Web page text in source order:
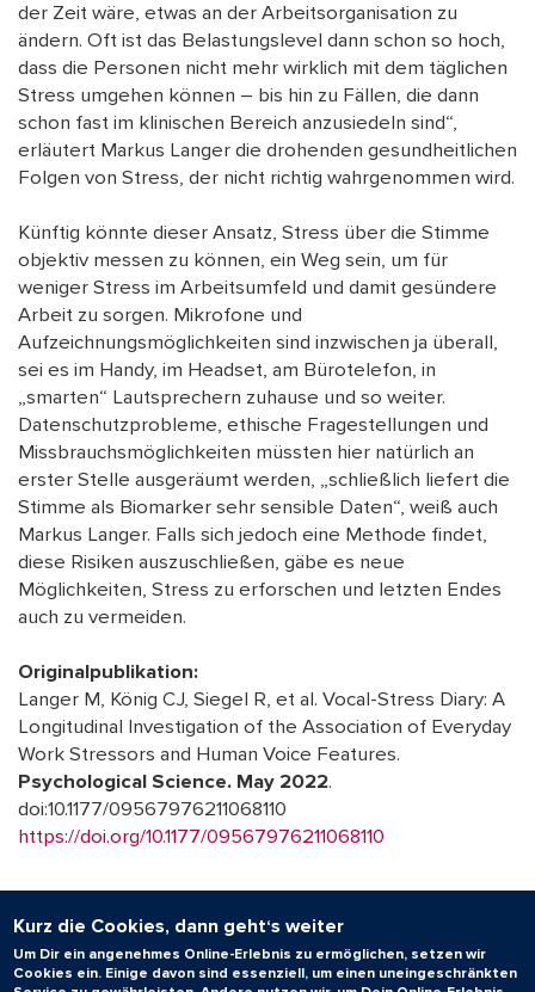
der Zeit wäre, etwas an der Arbeitsorganisation zu
ändern. Oft ist das Belastungslevel dann schon so hoch,
dass die Personen nicht mehr wirklich mit dem täglichen
Stress umgehen können – bis hin zu Fällen, die dann
schon fast im klinischen Bereich anzusiedeln sind“,
erläutert Markus Langer die drohenden gesundheitlichen
Folgen von Stress, der nicht richtig wahrgenommen wird.
Künftig könnte dieser Ansatz, Stress über die Stimme
objektiv messen zu können, ein Weg sein, um für
weniger Stress im Arbeitsumfeld und damit gesündere
Arbeit zu sorgen. Mikrofone und
Aufzeichnungsmöglichkeiten sind inzwischen ja überall,
sei es im Handy, im Headset, am Bürotelefon, in
„smarten“ Lautsprechern zuhause und so weiter.
Datenschutzprobleme, ethische Fragestellungen und
Missbrauchsmöglichkeiten müssten hier natürlich an
erster Stelle ausgeräumt werden, „schließlich liefert die
Stimme als Biomarker sehr sensible Daten“, weiß auch
Markus Langer. Falls sich jedoch eine Methode findet,
diese Risiken auszuschließen, gäbe es neue
Möglichkeiten, Stress zu erforschen und letzten Endes
auch zu vermeiden.
Originalpublikation:
Langer M, König CJ, Siegel R, et al. Vocal-Stress Diary: A
Longitudinal Investigation of the Association of Everyday
Work Stressors and Human Voice Features.
Psychological Science. May 2022.
doi:10.1177/09567976211068110
https://doi.org/10.1177/09567976211068110
29.06.2022
Kurz die Cookies, dann geht‘s weiter
Um Dir ein angenehmes Online-Erlebnis zu ermöglichen, setzen wir
Cookies ein. Einige davon sind essenziell, um einen uneingeschränkten